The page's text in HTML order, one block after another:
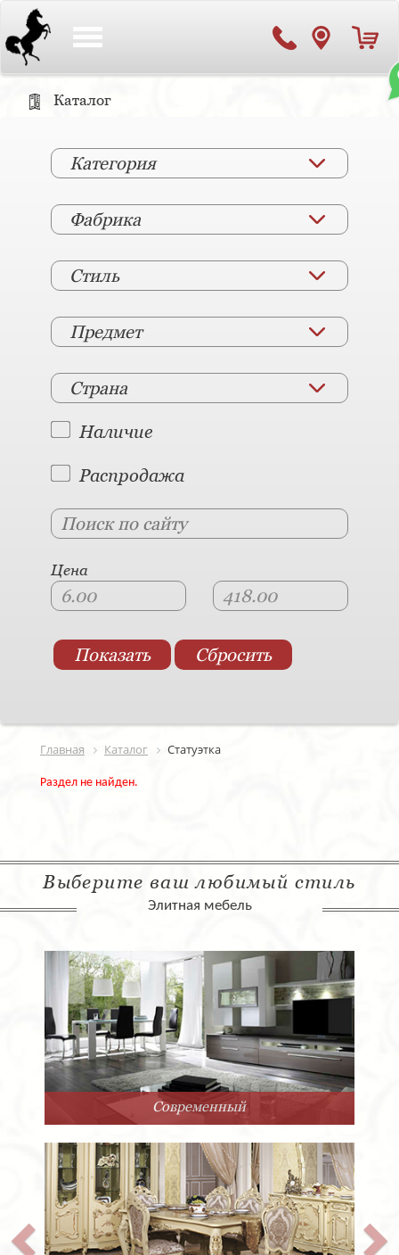
Каталог
Категория
Фабрика
Стиль
Предмет
Страна
Наличие
Распродажа
Цена
Главная Каталог Статуэтка
Раздел не найден.
Выберите ваш любимый стиль
Элитная мебель
Современный